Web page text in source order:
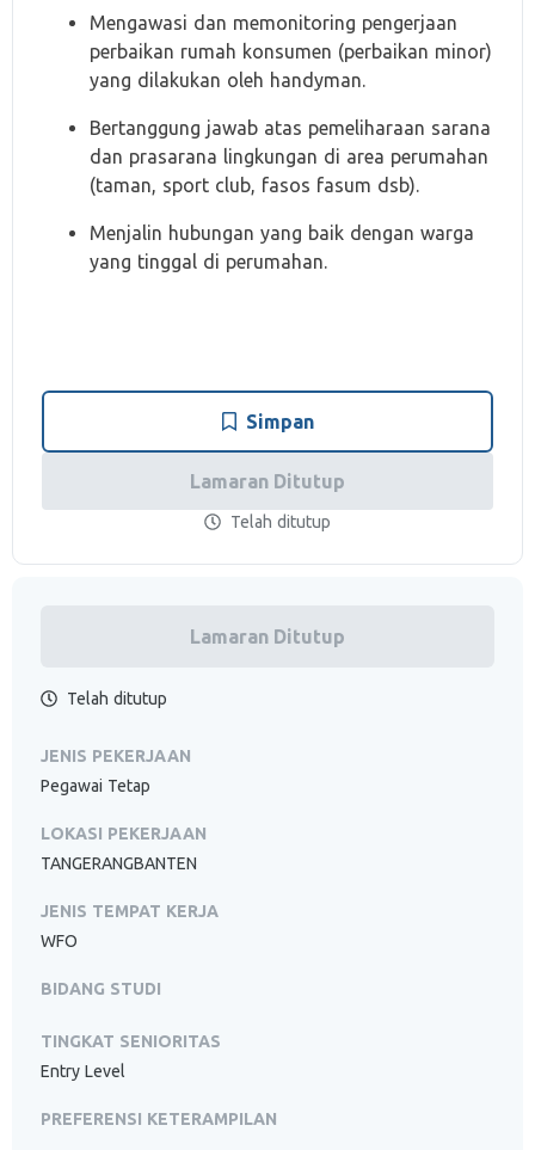
Mengawasi dan memonitoring pengerjaan
perbaikan rumah konsumen (perbaikan minor)
yang dilakukan oleh handyman.
Bertanggung jawab atas pemeliharaan sarana
dan prasarana lingkungan di area perumahan
(taman, sport club, fasos fasum dsb).
Menjalin hubungan yang baik dengan warga
yang tinggal di perumahan.
Simpan
Lamaran Ditutup
Telah ditutup
Lamaran Ditutup
Telah ditutup
JENIS PEKERJAAN
Pegawai Tetap
LOKASI PEKERJAAN
TANGERANGBANTEN
JENIS TEMPAT KERJA
WFO
BIDANG STUDI
TINGKAT SENIORITAS
Entry Level
PREFERENSI KETERAMPILAN